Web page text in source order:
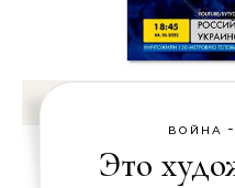
ВОЙНА -
Это